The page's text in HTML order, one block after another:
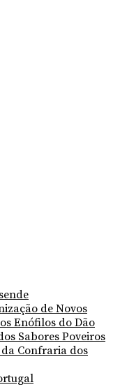
de Novos
Enófilos do Dão
Sabores Poveiros
Confraria dos